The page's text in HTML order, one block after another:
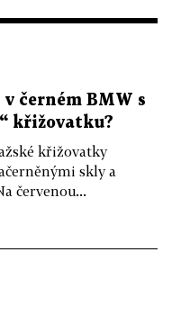
černém BMW s
křižovatku?
křižovatky
skly a
červenou...